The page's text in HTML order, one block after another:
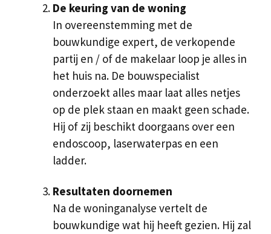
De keuring van de woning
In overeenstemming met de
bouwkundige expert, de verkopende
partij en / of de makelaar loop je alles in
het huis na. De bouwspecialist
onderzoekt alles maar laat alles netjes
op de plek staan en maakt geen schade.
Hij of zij beschikt doorgaans over een
endoscoop, laserwaterpas en een
ladder.
Resultaten doornemen
Na de woninganalyse vertelt de
bouwkundige wat hij heeft gezien. Hij zal